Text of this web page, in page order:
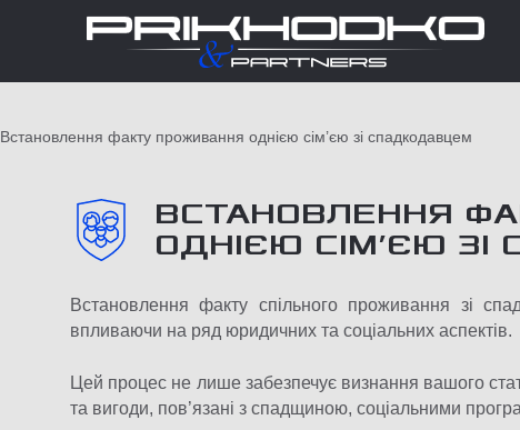
Встановлення факту проживання однією сім’єю зі спадкодавцем
ВСТАНОВЛЕННЯ
ОДНІЄЮ СІМ’ЄЮ
Встановлення факту спільного проживання зі
впливаючи на ряд юридичних та соціальних аспектів.
Цей процес не лише забезпечує визнання вашого
та вигоди, пов’язані з спадщиною, соціальними